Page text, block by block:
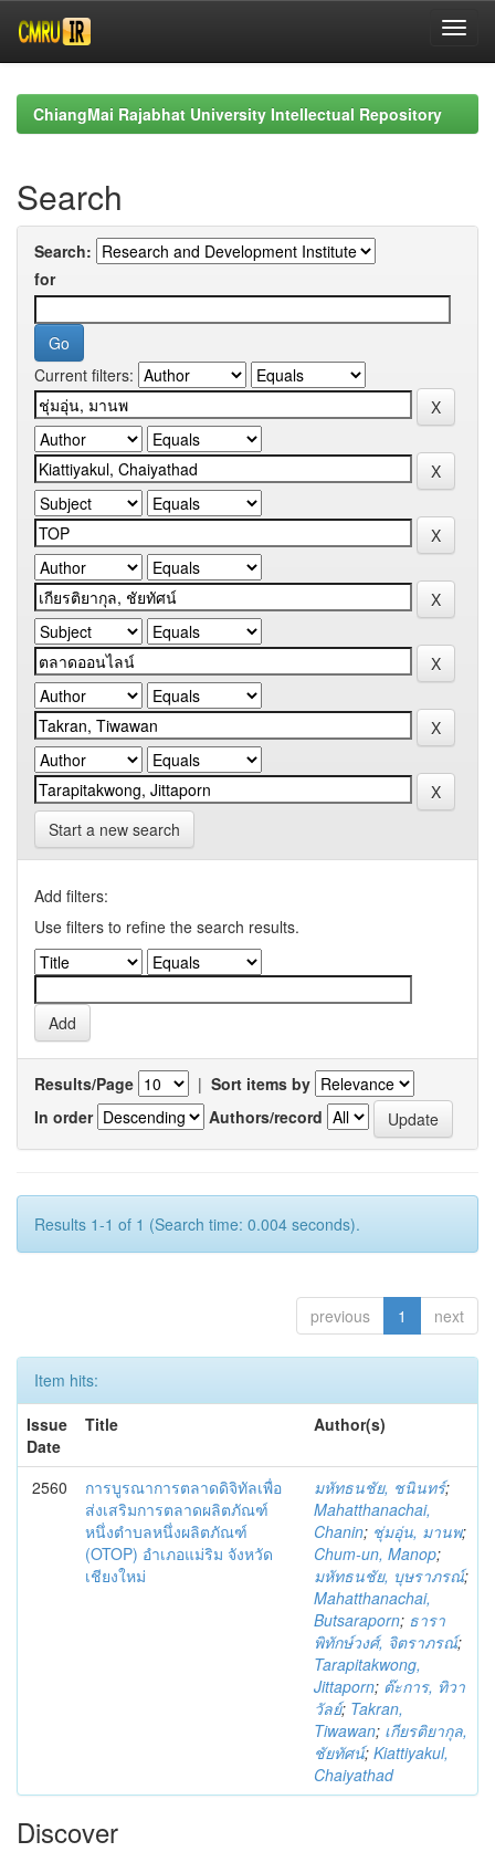
navigationChiangMai Rajabhat University Intellectual Repository
Search
Search:
for
Current filters:
Start a new search
Add filters:
Use filters to refine the search results.
Results/Page | Sort items by
In order
Authors/record
Results 1-1 of 1 (Search time: 0.004 seconds).
previous 1 next
Item hits:
Issue
Date
Title Author(s)
2560
การบูรณาการตลาดดิจิทัลเพื่อ
ส่งเสริมการตลาดผลิตภัณฑ์
หนึ่งตำบลหนึ่งผลิตภัณฑ์
(OTOP) อำเภอแม่ริม จังหวัด
เชียงใหม่
มหัทธนชัย, ชนินทร์;
Mahatthanachai,
Chanin; ชุ่มอุ่น, มานพ;
Chum-un, Manop;
มหัทธนชัย, บุษราภรณ์;
Mahatthanachai,
Butsaraporn; ธารา
พิทักษ์วงศ์, จิตราภรณ์;
Tarapitakwong,
Jittaporn; ต๊ะการ, ทิวา
วัลย์; Takran,
Tiwawan; เกียรติยากุล,
ชัยทัศน์; Kiattiyakul,
Chaiyathad
Discover